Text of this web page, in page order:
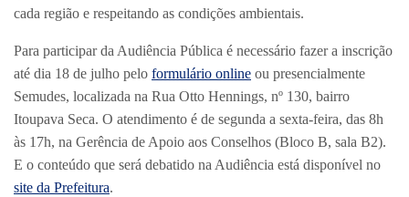
cada região e respeitando as condições ambientais.
Para participar da Audiência Pública é necessário fazer a inscrição
até dia 18 de julho pelo formulário online ou presencialmente
Semudes, localizada na Rua Otto Hennings, nº 130, bairro
Itoupava Seca. O atendimento é de segunda a sexta-feira, das 8h
às 17h, na Gerência de Apoio aos Conselhos (Bloco B, sala B2).
E o conteúdo que será debatido na Audiência está disponível no
site da Prefeitura.